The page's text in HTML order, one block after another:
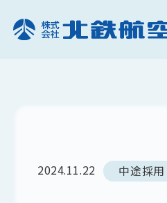
2024.11.22 中途採用